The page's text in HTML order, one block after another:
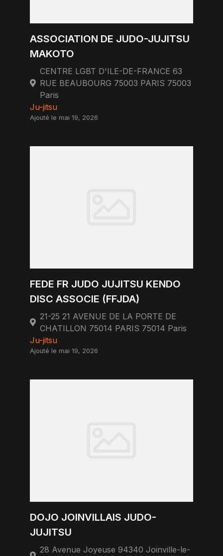
ASSOCIATION DE JUDO-JUJITSU
MAKOTO
CENTRE LGBT D'ILE-DE-FRANCE 63
RUE BEAUBOURG 75003 PARIS 75003
Paris
Ju-jitsu
Ajouté le mai 19, 2026
FEDE FR JUDO JUJITSU KENDO
DISC ASSOCIE (FFJDA)
21-25 21 AVENUE DE LA PORTE DE
CHATILLON 75014 PARIS 75014 Paris
Ju-jitsu
Ajouté le mai 19, 2026
DOJO JOINVILLAIS JUDO-
JUJITSU
28 Avenue Joyeuse 94340 Joinville-le-